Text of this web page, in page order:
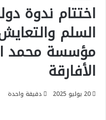
اختتام ندوة
السلم
مؤسسة محمد
الأفارقة
20 يوليو 2025 دقيقة واحدة